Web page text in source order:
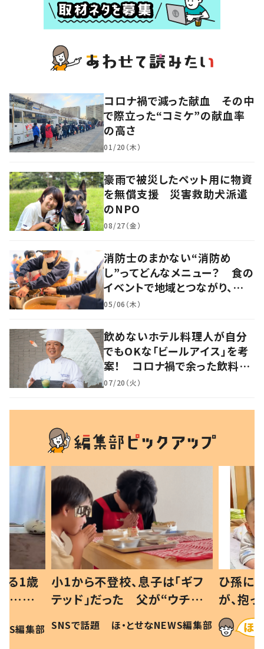
コロナ禍で減った献血 その中
で際立った“コミケ”の献血率
の高さ
01/20（木）
豪雨で被災したペット用に物資
を無償支援 災害救助犬派遣
のNPO
08/27（金）
消防士のまかない“消防め
し”ってどんなメニュー？ 食の
イベントで地域とつながり、防
災力の向上を目指す 岡山・真
05/06（木）
飲めないホテル料理人が自分
でもOKな「ビールアイス」を考
案！ コロナ禍で余った飲料を
有効活用 岡山
07/20（火）
る1歳
…母
現行
編集部
小1から不登校、息子は「ギフ
テッド」だった 父が“ウチ給
食”を作り続ける理由とは #令
和の親 #令和の子
SNSで話題 ほ・とせなNEWS編集部
ひ孫に
が、抱
に「涙
方ない」